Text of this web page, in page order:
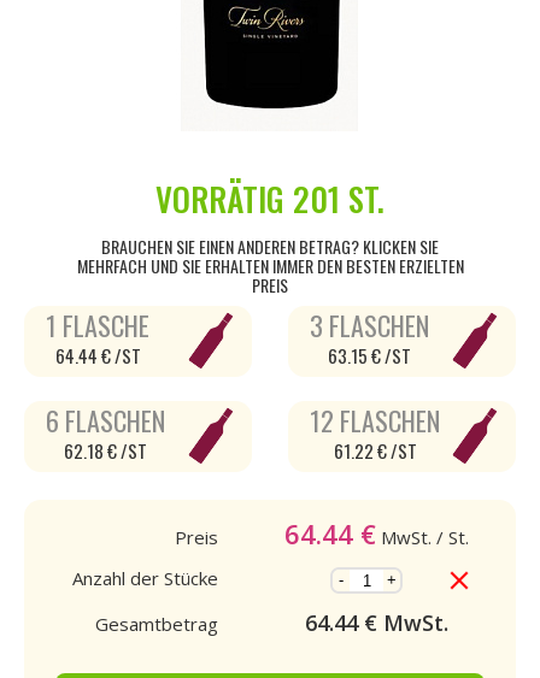
VORRÄTIG 201 ST.
BRAUCHEN SIE EINEN ANDEREN BETRAG? KLICKEN SIE
MEHRFACH UND SIE ERHALTEN IMMER DEN BESTEN ERZIELTEN
PREIS
1 FLASCHE
64.44 € /ST
3 FLASCHEN
63.15 € /ST
6 FLASCHEN
62.18 € /ST
12 FLASCHEN
61.22 € /ST
Preis 64.44€ MwSt. / St.
Anzahl der Stücke
- +
Gesamtbetrag 64.44€ MwSt.